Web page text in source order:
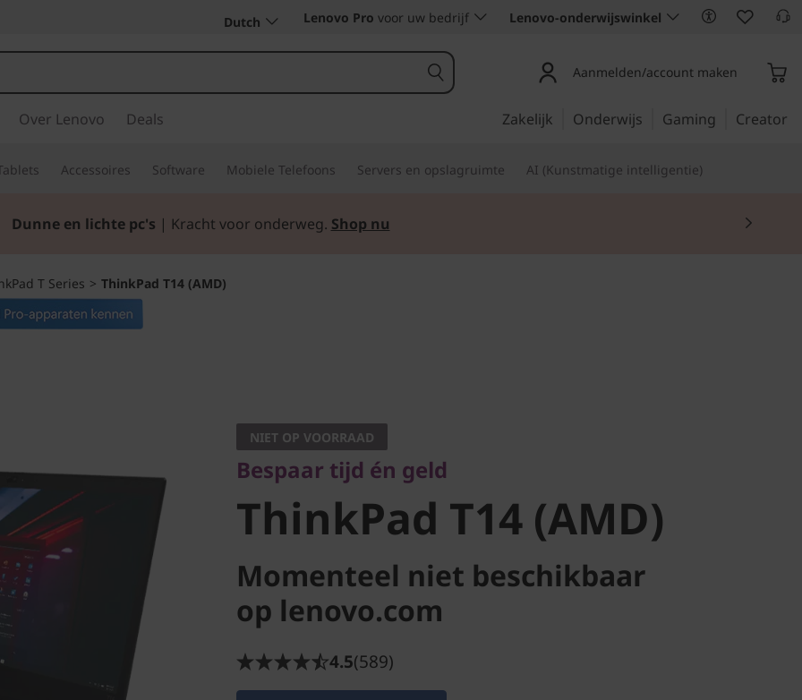
Dutch Lenovo Pro voor uw bedrijf Lenovo-onderwijswinkel
Aanmelden/account maken
Over Lenovo Deals Zakelijk Onderwijs Gaming Creator
Accessoires Software Mobiele Telefoons Servers en opslagruimte AI (Kunstmatige intelligentie)
Dunne en lichte pc's | Kracht voor onderweg. Shop nu
T Series > ThinkPad T14 (AMD)
ThinkPad T14
(AMD)
NIET OP VOORRAAD
Bespaar tijd én geld
ThinkPad T14 (AMD)
Momenteel niet beschikbaar
op lenovo.com
4.5(589)